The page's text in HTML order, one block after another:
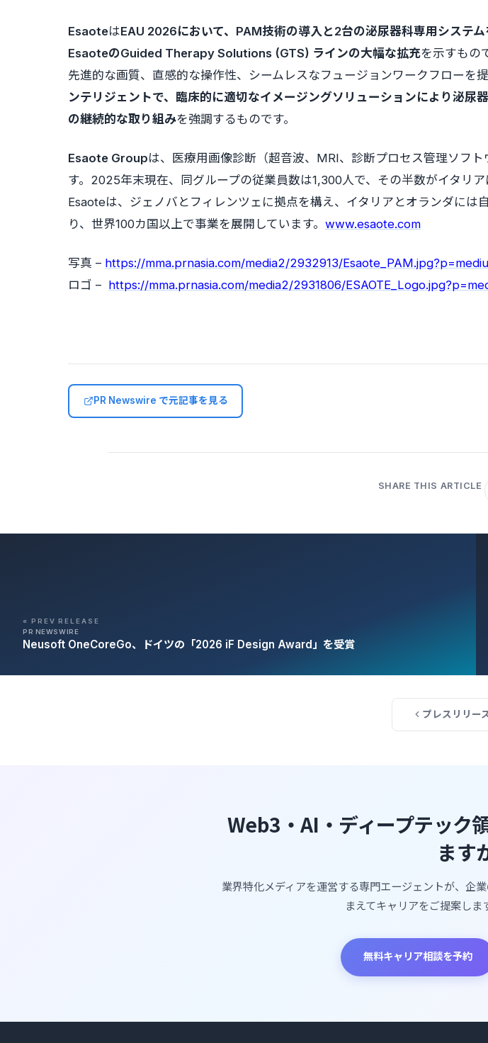
EsaoteはEAU 2026において、PAM技術の導入と2台の泌尿器科専用システム
EsaoteのGuided Therapy Solutions (GTS) ラインの大幅な拡充を示すもの
先進的な画質、直感的な操作性、シームレスなフュージョンワークフローを提
ンテリジェントで、臨床的に適切なイメージングソリューションにより泌尿
の継続的な取り組みを強調するものです。
Esaote Groupは、医療用画像診断（超音波、MRI、診断プロセス管理ソフ
す。2025年末現在、同グループの従業員数は1,300人で、その半数がイタリア
Esaoteは、ジェノバとフィレンツェに拠点を構え、イタリアとオランダには
り、世界100カ国以上で事業を展開しています。 www.esaote.com
写真 – https://mma.prnasia.com/media2/2932913/
ロゴ – https://mma.prnasia.com/media2/2931806/
PR Newswire で元記事を見る
SHARE THIS ARTICLE
« PREV RELEASE
PR NEWSWIRE
Neusoft OneCoreGo、ドイツの「2026 iF Design Award」を受賞
プレスリリー
Web3・AI・ディープテック
ます
業界特化メディアを運営する専門エージェントが、企
まえてキャリアをご提案しま
無料キャリア相談を予約